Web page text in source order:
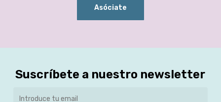
Asóciate
Suscríbete a nuestro newsletter